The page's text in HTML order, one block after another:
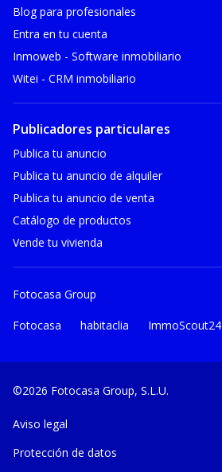
Blog para profesionales
Entra en tu cuenta
Inmoweb - Software inmobiliario
Witei - CRM inmobiliario
Publicadores particulares
Publica tu anuncio
Publica tu anuncio de alquiler
Publica tu anuncio de venta
Catálogo de productos
Vende tu vivienda
Fotocasa Group
Fotocasa habitaclia ImmoScout24
©2026 Fotocasa Group, S.L.U.
Aviso legal
Protección de datos